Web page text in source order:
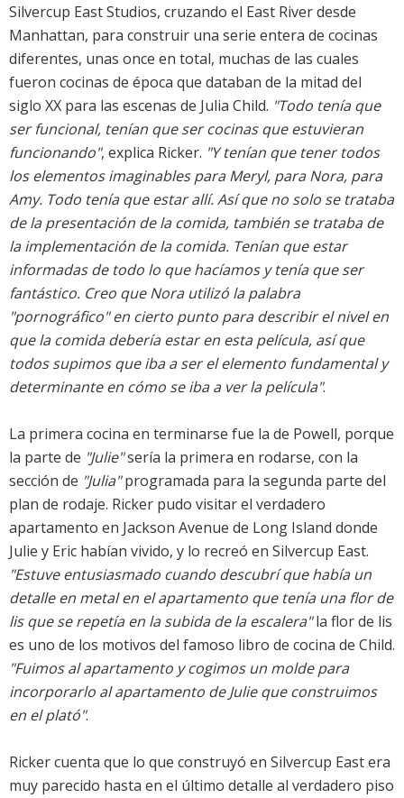
Silvercup East Studios, cruzando el East River desde
Manhattan, para construir una serie entera de cocinas
diferentes, unas once en total, muchas de las cuales
fueron cocinas de época que databan de la mitad del
siglo XX para las escenas de Julia Child. "Todo tenía que
ser funcional, tenían que ser cocinas que estuvieran
funcionando", explica Ricker. "Y tenían que tener todos
los elementos imaginables para Meryl, para Nora, para
Amy. Todo tenía que estar allí. Así que no solo se trataba
de la presentación de la comida, también se trataba de
la implementación de la comida. Tenían que estar
informadas de todo lo que hacíamos y tenía que ser
fantástico. Creo que Nora utilizó la palabra
"pornográfico"en cierto punto para describir el nivel en
que la comida debería estar en esta película, así que
todos supimos que iba a ser el elemento fundamental y
determinante en cómo se iba a ver la película".
La primera cocina en terminarse fue la de Powell, porque
la parte de "Julie"sería la primera en rodarse, con la
sección de "Julia"programada para la segunda parte del
plan de rodaje. Ricker pudo visitar el verdadero
apartamento en Jackson Avenue de Long Island donde
Julie y Eric habían vivido, y lo recreó en Silvercup East.
"Estuve entusiasmado cuando descubrí que había un
detalle en metal en el apartamento que tenía una flor de
lis que se repetía en la subida de la escalera"la flor de lis
es uno de los motivos del famoso libro de cocina de Child.
"Fuimos al apartamento y cogimos un molde para
incorporarlo al apartamento de Julie que construimos
en el plató".
Ricker cuenta que lo que construyó en Silvercup East era
muy parecido hasta en el último detalle al verdadero piso